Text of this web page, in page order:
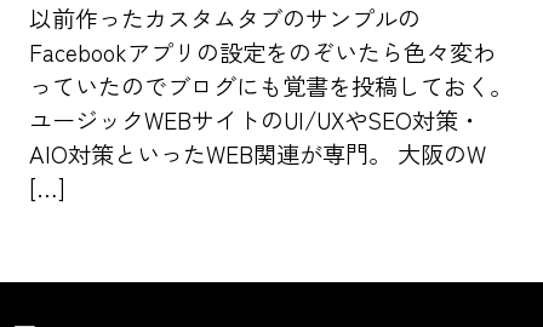
以前作ったカスタムタブのサンプルの
Facebookアプリの設定をのぞいたら色々変わ
っていたのでブログにも覚書を投稿しておく。
ユージックWEBサイトのUI/UXやSEO対策・
AIO対策といったWEB関連が専門。 大阪のW
[…]